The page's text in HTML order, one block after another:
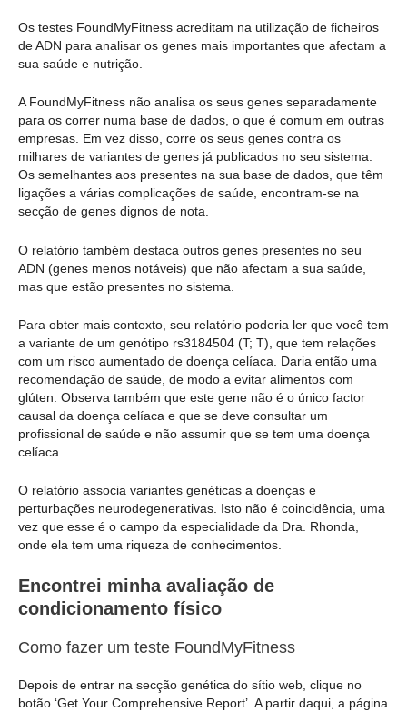
Os testes FoundMyFitness acreditam na utilização de ficheiros
de ADN para analisar os genes mais importantes que afectam a
sua saúde e nutrição.
A FoundMyFitness não analisa os seus genes separadamente
para os correr numa base de dados, o que é comum em outras
empresas. Em vez disso, corre os seus genes contra os
milhares de variantes de genes já publicados no seu sistema.
Os semelhantes aos presentes na sua base de dados, que têm
ligações a várias complicações de saúde, encontram-se na
secção de genes dignos de nota.
O relatório também destaca outros genes presentes no seu
ADN (genes menos notáveis) que não afectam a sua saúde,
mas que estão presentes no sistema.
Para obter mais contexto, seu relatório poderia ler que você tem
a variante de um genótipo rs3184504 (T; T), que tem relações
com um risco aumentado de doença celíaca. Daria então uma
recomendação de saúde, de modo a evitar alimentos com
glúten. Observa também que este gene não é o único factor
causal da doença celíaca e que se deve consultar um
profissional de saúde e não assumir que se tem uma doença
celíaca.
O relatório associa variantes genéticas a doenças e
perturbações neurodegenerativas. Isto não é coincidência, uma
vez que esse é o campo da especialidade da Dra. Rhonda,
onde ela tem uma riqueza de conhecimentos.
Encontrei minha avaliação de
condicionamento físico
Como fazer um teste FoundMyFitness
Depois de entrar na secção genética do sítio web, clique no
botão ‘Get Your Comprehensive Report’. A partir daqui, a página